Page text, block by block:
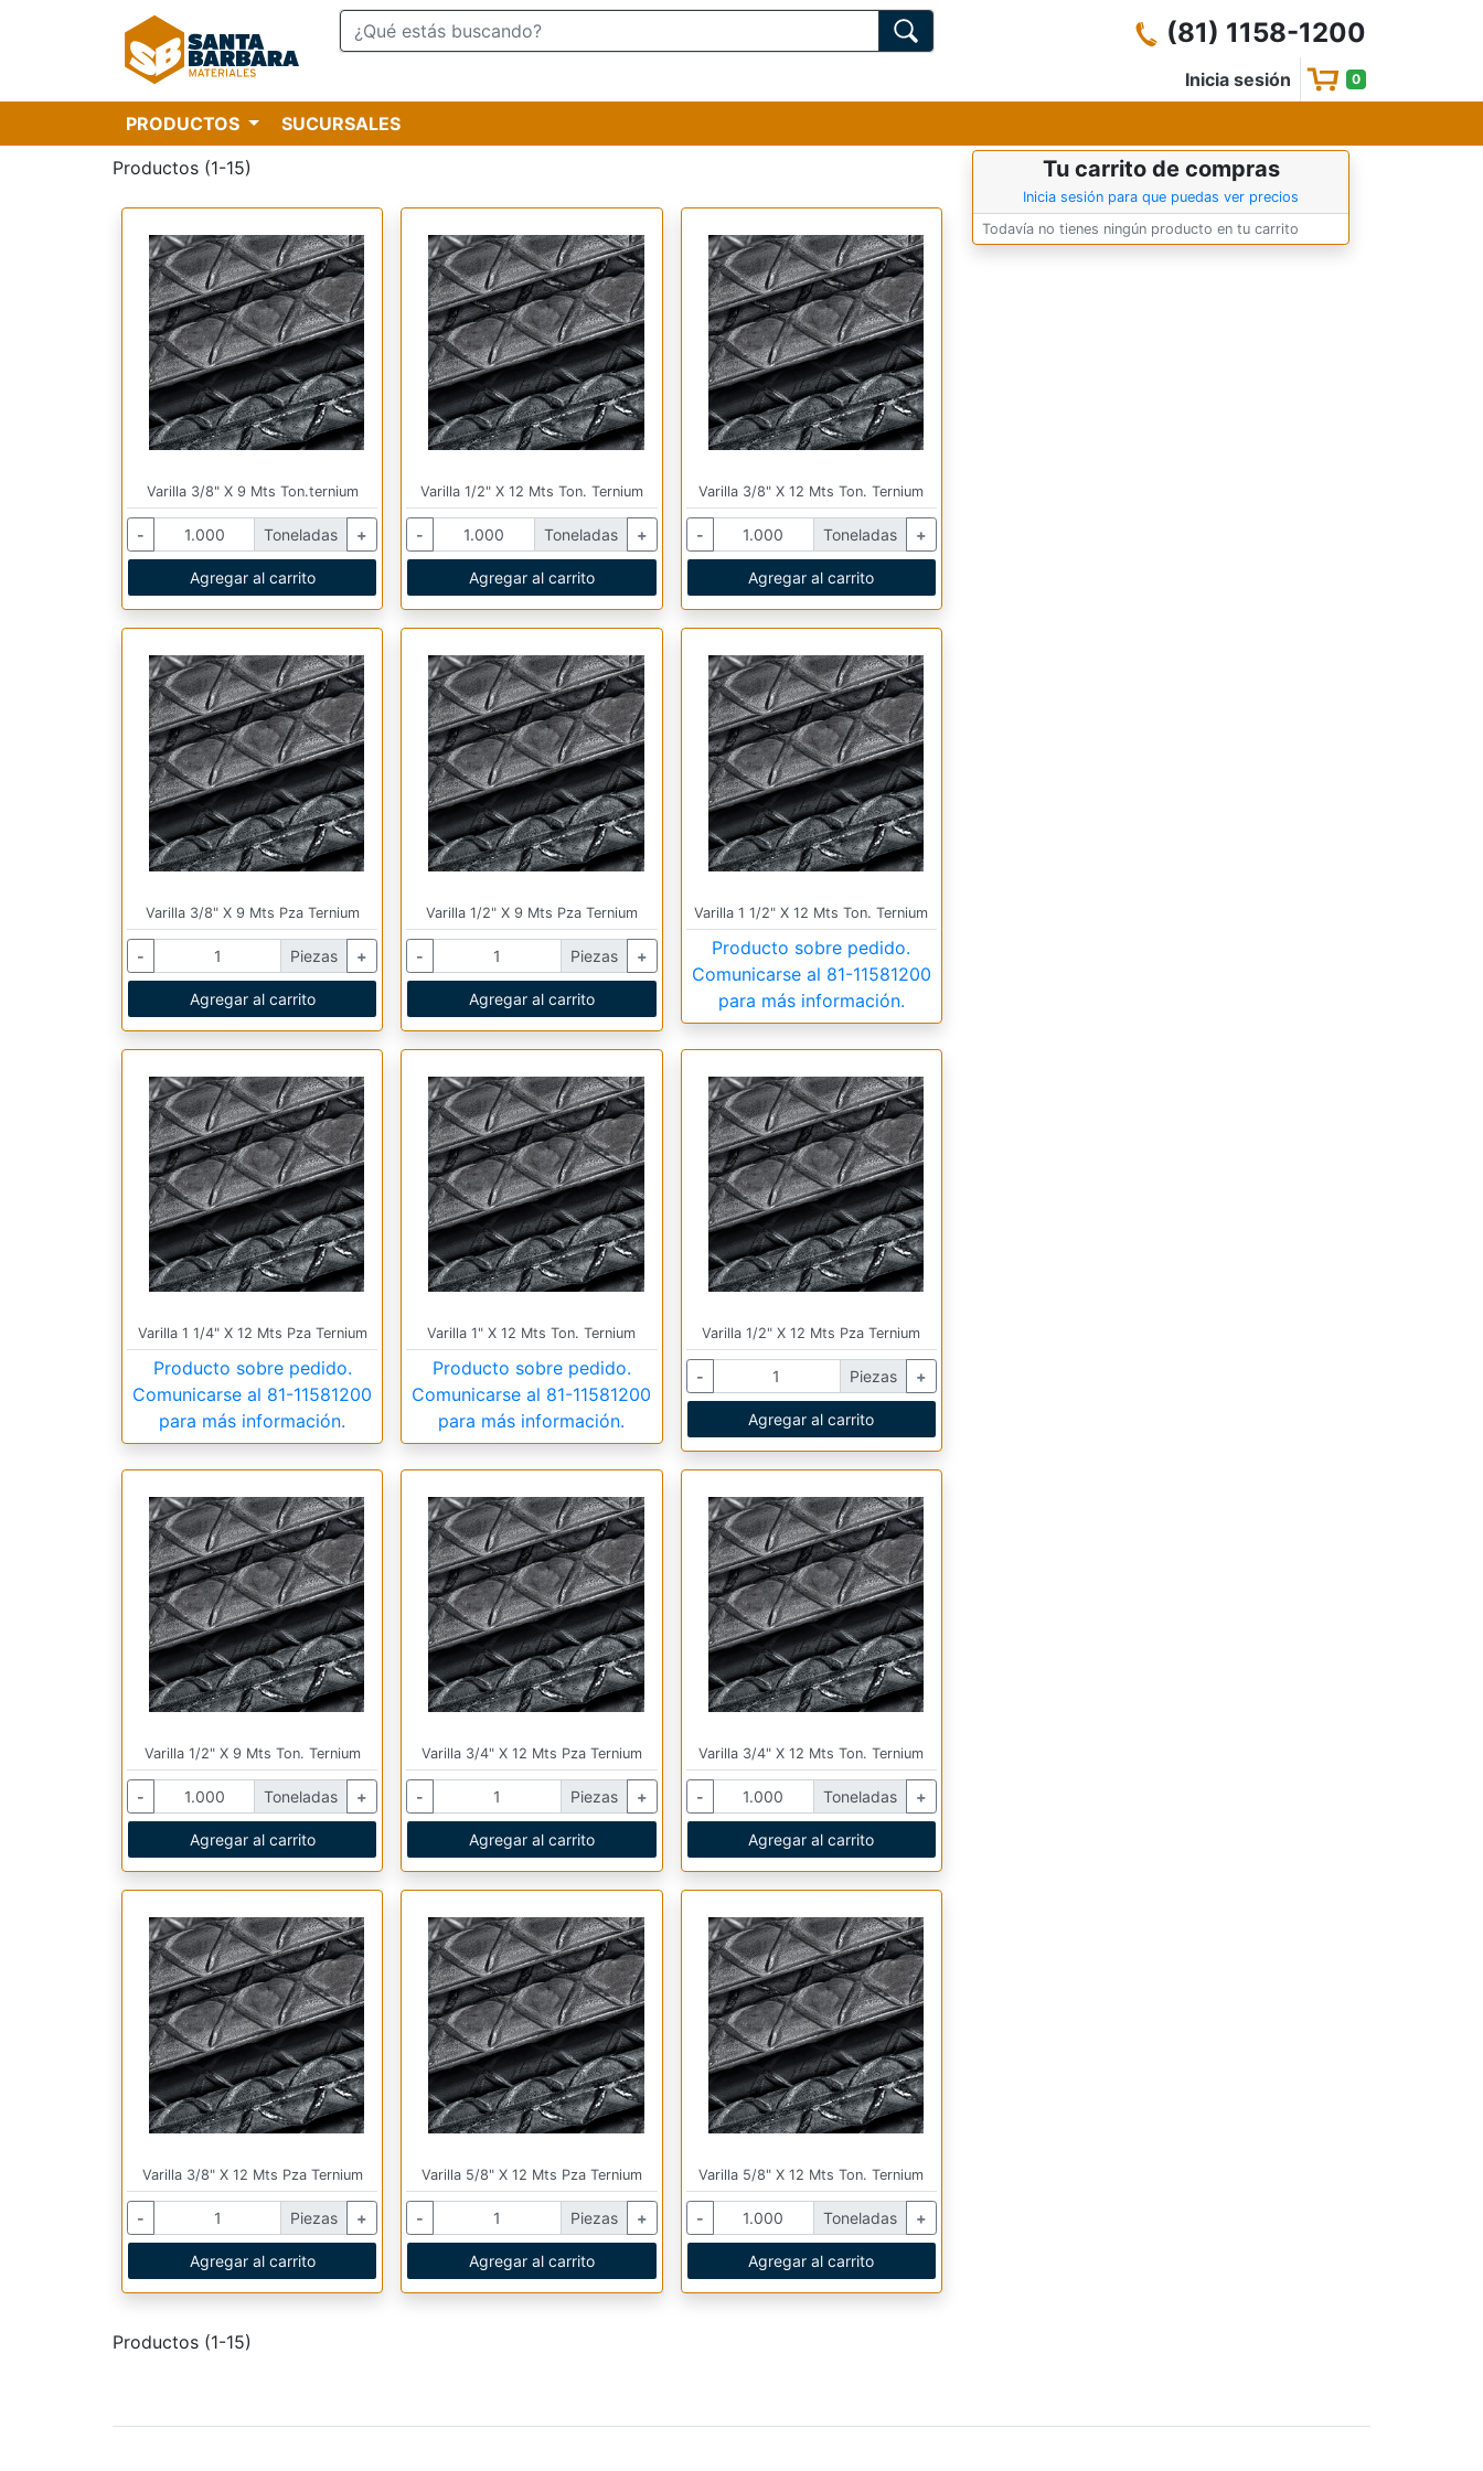
(81) 1158-1200
Inicia sesión 0
PRODUCTOS
SUCURSALES
Productos (1-15)
Varilla 3/8" X 9 Mts Ton.ternium
- Toneladas +
Agregar al carrito
Varilla 1/2" X 12 Mts Ton. Ternium
- Toneladas +
Agregar al carrito
Varilla 3/8" X 12 Mts Ton. Ternium
- Toneladas +
Agregar al carrito
Varilla 3/8" X 9 Mts Pza Ternium
- Piezas +
Agregar al carrito
Varilla 1/2" X 9 Mts Pza Ternium
- Piezas +
Agregar al carrito
Varilla 1 1/2" X 12 Mts Ton. Ternium
Producto sobre pedido.
Comunicarse al 81-11581200
para más información.
Varilla 1 1/4" X 12 Mts Pza Ternium
Producto sobre pedido.
Comunicarse al 81-11581200
para más información.
Varilla 1" X 12 Mts Ton. Ternium
Producto sobre pedido.
Comunicarse al 81-11581200
para más información.
Varilla 1/2" X 12 Mts Pza Ternium
- Piezas +
Agregar al carrito
Varilla 1/2" X 9 Mts Ton. Ternium
- Toneladas +
Agregar al carrito
Varilla 3/4" X 12 Mts Pza Ternium
- Piezas +
Agregar al carrito
Varilla 3/4" X 12 Mts Ton. Ternium
- Toneladas +
Agregar al carrito
Varilla 3/8" X 12 Mts Pza Ternium
- Piezas +
Agregar al carrito
Varilla 5/8" X 12 Mts Pza Ternium
- Piezas +
Agregar al carrito
Varilla 5/8" X 12 Mts Ton. Ternium
- Toneladas +
Agregar al carrito
Productos (1-15)
Tu carrito de compras
Inicia sesión para que puedas ver precios
Todavía no tienes ningún producto en tu carrito